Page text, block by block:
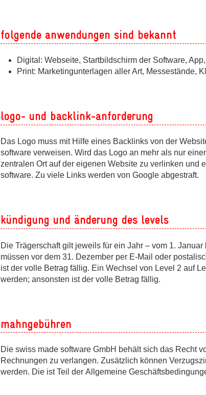
folgende anwendungen sind bekannt
Digital: Webseite, Startbildschirm der Software,
Print: Marketingunterlagen aller Art, Messestände,
logo- und backlink-anforderung
Das Logo muss mit Hilfe eines Backlinks von der
software verweisen. Wird das Logo an mehr als nur
zentralen Ort auf der eigenen Website zu verlinken und
software. Zu viele Links werden von Google abgestraft.
kündigung und änderung des levels
Die Trägerschaft gilt jeweils für ein Jahr – vom 1.
müssen vor dem 31. Dezember per E-Mail oder
ist der volle Betrag fällig. Ein Wechsel von Level 2 auf
werden; ansonsten ist der volle Betrag fällig.
mahngebühren
Die swiss made software GmbH behält sich das Recht
Rechnungen zu verlangen. Zusätzlich können
werden. Die ist Teil der Allgemeine